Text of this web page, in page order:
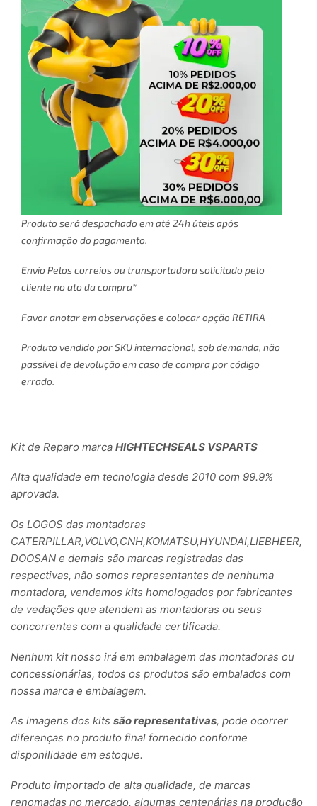
Produto será despachado em até 24h úteis após
confirmação do pagamento.
Envio Pelos correios ou transportadora solicitado pelo
cliente no ato da compra*
Favor anotar em observações e colocar opção RETIRA
Produto vendido por SKU internacional, sob demanda, não
passível de devolução em caso de compra por código
errado.
Kit de Reparo marca HIGHTECHSEALS VSPARTS
Alta qualidade em tecnologia desde 2010 com 99.9%
aprovada.
Os LOGOS das montadoras
CATERPILLAR,VOLVO,CNH,KOMATSU,HYUNDAI,LIEBHEER,
DOOSAN e demais são marcas registradas das
respectivas, não somos representantes de nenhuma
montadora, vendemos kits homologados por fabricantes
de vedações que atendem as montadoras ou seus
concorrentes com a qualidade certificada.
Nenhum kit nosso irá em embalagem das montadoras ou
concessionárias, todos os produtos são embalados com
nossa marca e embalagem.
As imagens dos kits são representativas, pode ocorrer
diferenças no produto final fornecido conforme
disponilidade em estoque.
Produto importado de alta qualidade, de marcas
renomadas no mercado, algumas centenárias na produção